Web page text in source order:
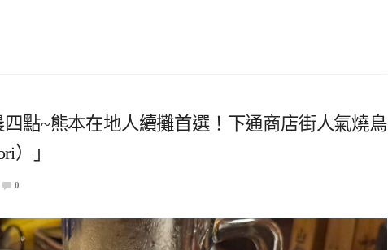
點~熊本在地人續攤首選！下通商店街人氣燒鳥
）」
0